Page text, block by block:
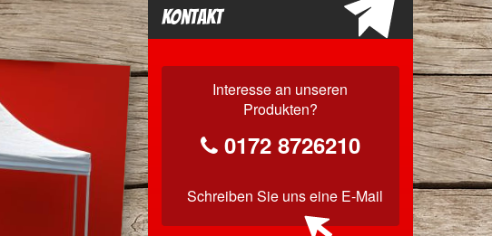
Kontakt
Interesse an unseren
Produkten?
0172 8726210
Schreiben Sie unseine E-Mail